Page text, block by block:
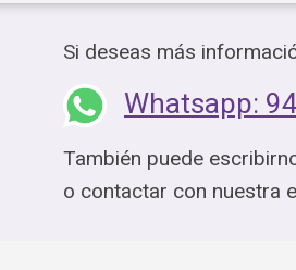
Si deseas más
Whatsapp:
También puede
o contactar con nuestra